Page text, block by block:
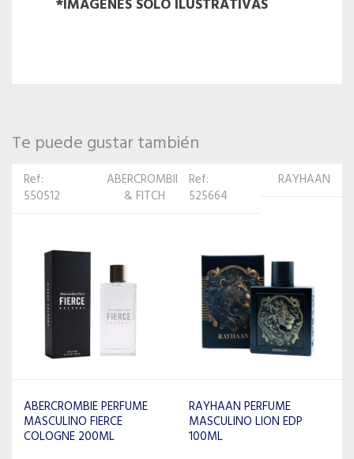
*IMÁGENES SOLO ILUSTRATIVAS
Te puede gustar también
Ref:
550512
ABERCROMBIE
& FITCH
ABERCROMBIE PERFUME
MASCULINO FIERCE
COLOGNE 200ML
Ref:
525664
RAYHAAN
RAYHAAN PERFUME
MASCULINO LION EDP
100ML